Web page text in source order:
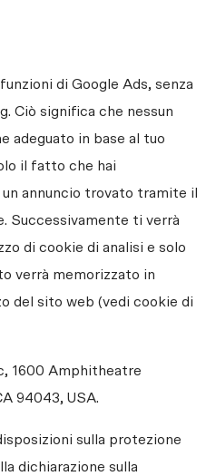
di Google Ads, senza
Ciò significa che nessun
adeguato in base al tuo
il fatto che hai
annuncio trovato tramite il
Successivamente ti verrà
di cookie di analisi e solo
verrà memorizzato in
del sito web (vedi cookie di
1600 Amphitheatre
94043, USA.
sulla protezione
dichiarazione sulla